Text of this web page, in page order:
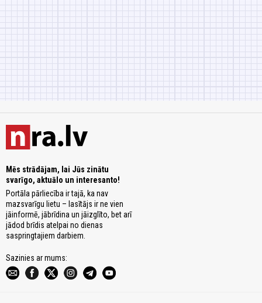
Mēs strādājam, lai Jūs zinātu
svarīgo, aktuālo un interesanto!
Portāla pārliecība ir tajā, ka nav
mazsvarīgu lietu – lasītājs ir ne vien
jāinformē, jābrīdina un jāizglīto, bet arī
jādod brīdis atelpai no dienas
saspringtajiem darbiem.
Sazinies ar mums: